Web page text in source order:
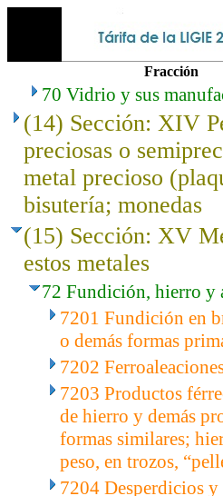
Fracción
70 Vidrio y sus
(14) Sección: XIV
preciosas o
metal precioso
bisutería; monedas
(15) Sección: XV
estos metales
72 Fundición, hierro y
7201 Fundición en
o demás formas
7202
7203 Productos
de hierro y demás
formas similares;
peso, en trozos,
7204 Desperdicios